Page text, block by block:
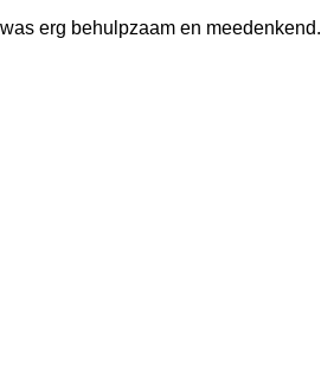
erg behulpzaam en meedenkend.